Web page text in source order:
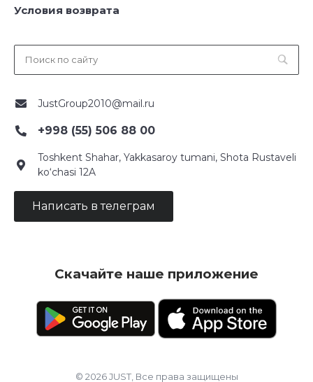
Условия возврата
JustGroup2010@mail.ru
+998 (55) 506 88 00
Toshkent Shahar, Yakkasaroy tumani, Shota Rustaveli
ko‘chasi 12A
Написать в телеграм
Скачайте наше приложение
© 2026 JUST, Все права защищены